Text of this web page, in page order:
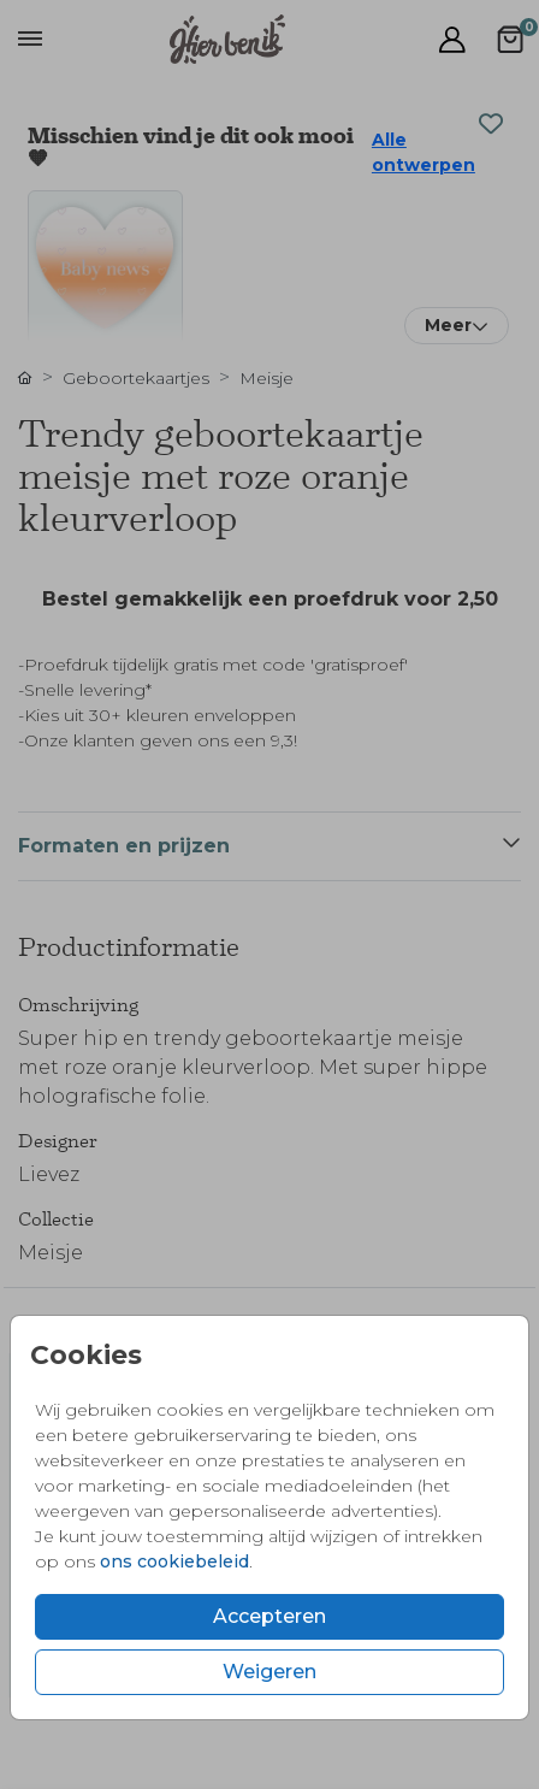
0
Cookies
Wij gebruiken cookies en vergelijkbare technieken om
een betere gebruikerservaring te bieden, ons
websiteverkeer en onze prestaties te analyseren en
voor marketing- en sociale mediadoeleinden (het
weergeven van gepersonaliseerde advertenties).
Je kunt jouw toestemming altijd wijzigen of intrekken
op ons ons cookiebeleid
Accepteren
Weigeren
Misschien vind je dit ook mooi
🧡
Alle
ontwerpen
Meer
Geboortekaartjes Meisje
Trendy geboortekaartje
meisje met roze oranje
kleurverloop
Bestel gemakkelijk een proefdruk voor 2,50
-Proefdruk tijdelijk gratis met code 'gratisproef'
-Snelle levering*
-Kies uit 30+ kleuren enveloppen
-Onze klanten geven ons een 9,3!
Formaten en prijzen
Productinformatie
Omschrijving
Super hip en trendy geboortekaartje meisje
met roze oranje kleurverloop. Met super hippe
holografische folie.
Designer
Lievez
Collectie
Meisje